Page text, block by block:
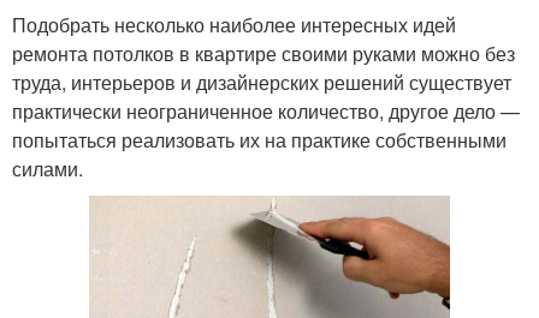
Подобрать несколько наиболее интересных идей
ремонта потолков в квартире своими руками можно без
труда, интерьеров и дизайнерских решений существует
практически неограниченное количество, другое дело —
попытаться реализовать их на практике собственными
силами.